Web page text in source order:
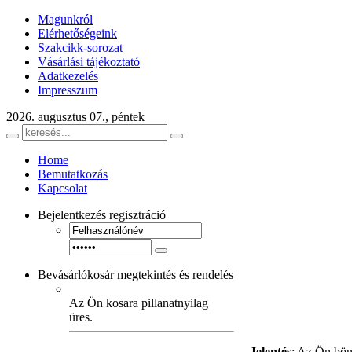
Magunkról
Elérhetőségeink
Szakcikk-sorozat
Vásárlási tájékoztató
Adatkezelés
Impresszum
2026. augusztus 07., péntek
Home
Bemutatkozás
Kapcsolat
Bejelentkezés regisztráció
Bevásárlókosár megtekintés és rendelés
Az Ön kosara pillanatnyilag
üres.